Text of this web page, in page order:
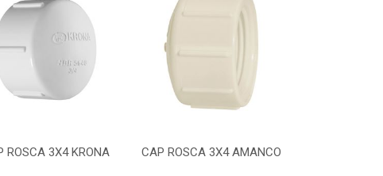
ROSCA 3X4 KRONA CAP ROSCA 3X4 AMANCO